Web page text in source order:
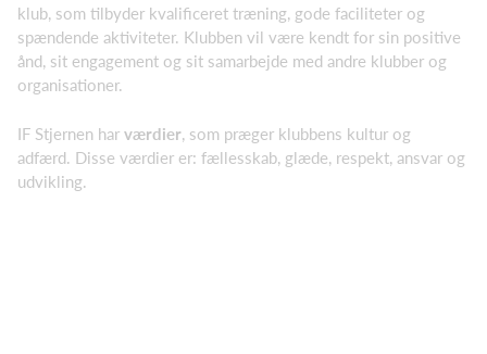
klub, som tilbyder kvalificeret træning, gode faciliteter og
spændende aktiviteter. Klubben vil være kendt for sin positive
ånd, sit engagement og sit samarbejde med andre klubber og
organisationer.
IF Stjernen har værdier , som præger klubbens kultur og
adfærd. Disse værdier er: fællesskab, glæde, respekt, ansvar og
udvikling.